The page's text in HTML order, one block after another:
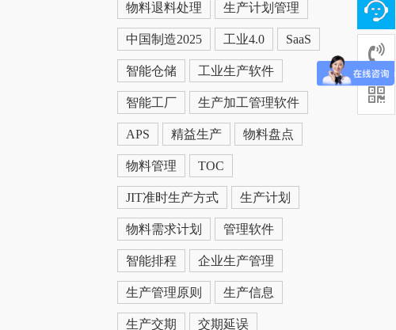
物料退料处理 生产计划管理
中国制造2025 工业4.0 SaaS
智能仓储 工业生产软件
智能工厂 生产加工管理软件
APS 精益生产 物料盘点
物料管理 TOC
JIT准时生产方式 生产计划
物料需求计划 管理软件
智能排程 企业生产管理
生产管理原则 生产信息
生产交期 交期延误